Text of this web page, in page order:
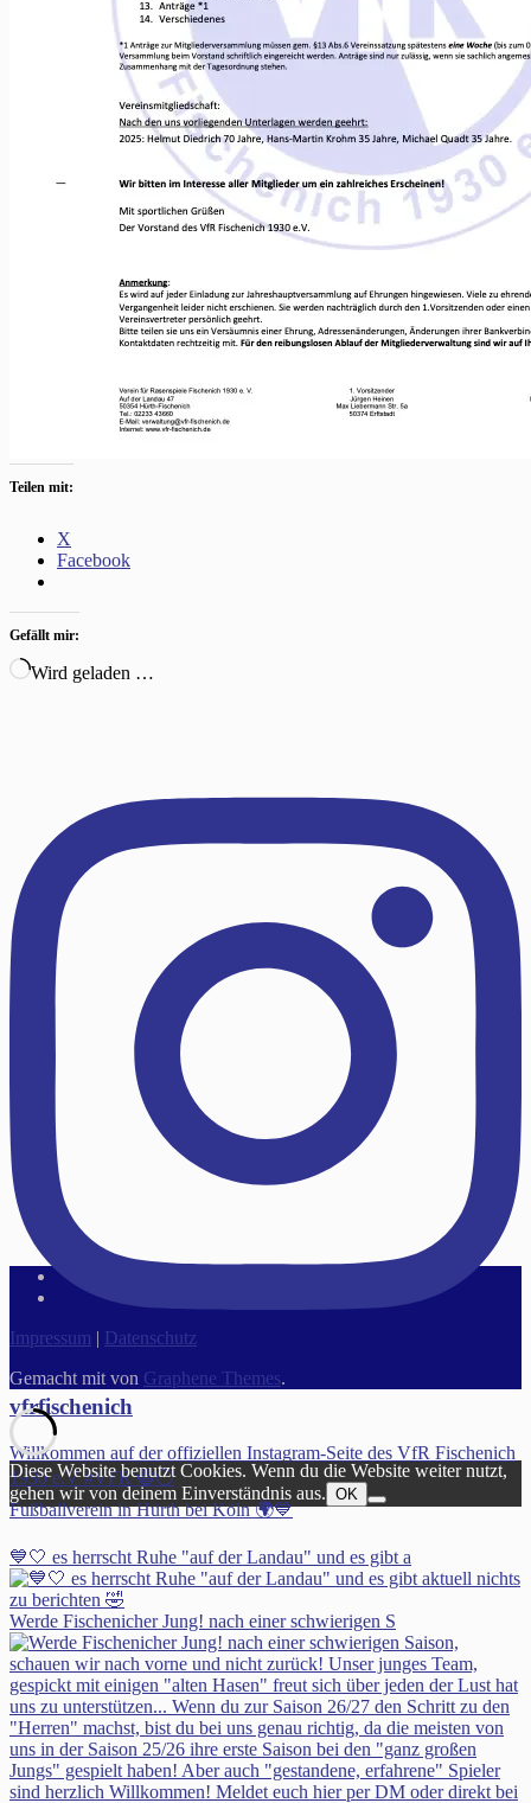
Teilen mit:
X
Facebook
Gefällt mir:
Wird geladen …
vfrfischenich
Willkommen auf der offiziellen Instagram-Seite des VfR Fischenich
1930 e.V #VFR 🔵⚪️
Fußballverein in Hürth bei Köln 🌍💙
💙🤍 es herrscht Ruhe "auf der Landau" und es gibt a
Werde Fischenicher Jung! nach einer schwierigen S
Impressum | Datenschutz
Gemacht mit von Graphene Themes.
Diese Website benutzt Cookies. Wenn du die Website weiter nutzt,
gehen wir von deinem Einverständnis aus. OK